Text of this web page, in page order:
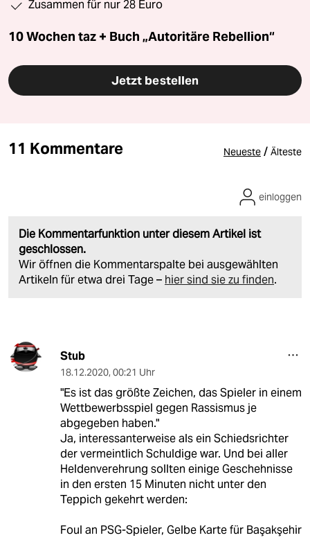
Zusammen für nur 28 Euro
10 Wochen taz + Buch „Autoritäre Rebellion“
Jetzt bestellen
11 Kommentare Neueste / Älteste
Die Kommentarfunktion unter diesem Artikel ist
geschlossen.
Wir öffnen die Kommentarspalte bei ausgewählten
Artikeln für etwa drei Tage – hier sind sie zu finden.
einloggen
Stub
18.12.2020, 00:21 Uhr
"Es ist das größte Zeichen, das Spieler in einem
Wettbewerbsspiel gegen Rassismus je
abgegeben haben."
Ja, interessanterweise als ein Schiedsrichter
der vermeintlich Schuldige war. Und bei aller
Heldenverehrung sollten einige Geschehnisse
in den ersten 15 Minuten nicht unter den
Teppich gekehrt werden:
Foul an PSG-Spieler, Gelbe Karte für Başakşehir